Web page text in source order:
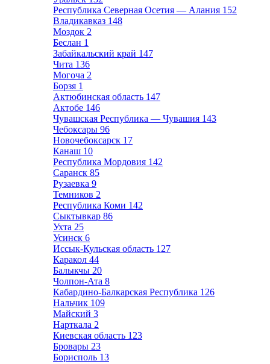
Республика Северная Осетия — Алания 152
Владикавказ 148
Моздок 2
Беслан 1
Забайкальский край 147
Чита 136
Могоча 2
Борзя 1
Актюбинская область 147
Актобе 146
Чувашская Республика — Чувашия 143
Чебоксары 96
Новочебоксарск 17
Канаш 10
Республика Мордовия 142
Саранск 85
Рузаевка 9
Темников 2
Республика Коми 142
Сыктывкар 86
Ухта 25
Усинск 6
Иссык-Кульская область 127
Каракол 44
Балыкчы 20
Чолпон-Ата 8
Кабардино-Балкарская Республика 126
Нальчик 109
Майский 3
Нарткала 2
Киевская область 123
Бровары 23
Борисполь 13